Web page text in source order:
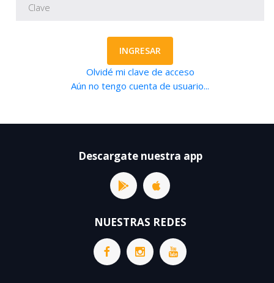
INGRESAR
Olvidé mi clave de acceso
Aún no tengo cuenta de usuario...
Descargate nuestra app
NUESTRAS REDES